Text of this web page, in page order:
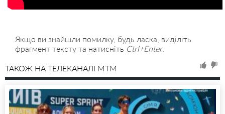
Якщо ви знайшли помилку, будь ласка, виділіть
фрагмент тексту та натисніть Ctrl+Enter.
ТАКОЖ НА ТЕЛЕКАНАЛІ MTM